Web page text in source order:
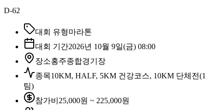
D-62
대회 유형마라톤
대회 기간2026년 10월 9일(금) 08:00
장소홍주종합경기장
종목10KM, HALF, 5KM 건강코스, 10KM 단체전(1
팀)
참가비 25,000원 ~ 225,000원